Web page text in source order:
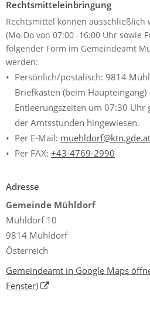
Rechtsmitteleinbringung
Rechtsmittel können
(Mo-Do von 07:00 -16:00 Uhr sowie
folgender Form im Gemeindeamt
werden:
Persönlich/postalisch: 9814
Briefkasten (beim
Entleerungszeiten um 07:30 Uhr
der Amtsstunden hingewiesen.
Per E-Mail: muehldorf@ktn.gde.at
Per FAX: +43-4769-2990
Adresse
Gemeinde Mühldorf
Mühldorf 10
9814 Mühldorf
Österreich
Gemeindeamt in Google Maps
Fenster)